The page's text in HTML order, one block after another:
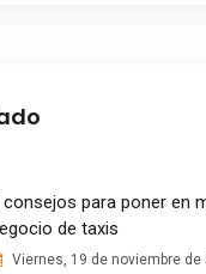
consejos para poner en
de taxis
Viernes, 19 de noviembre de